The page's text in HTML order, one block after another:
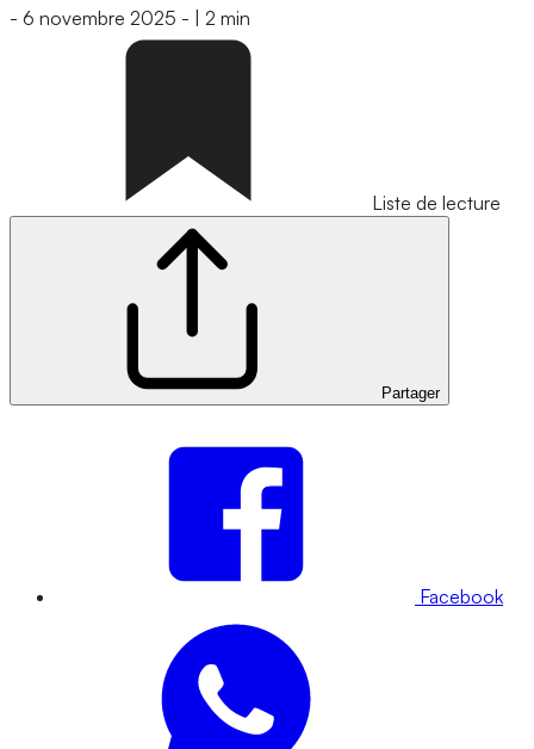
- 6 novembre 2025 - 2 min
Liste de lecture
Partager
Facebook